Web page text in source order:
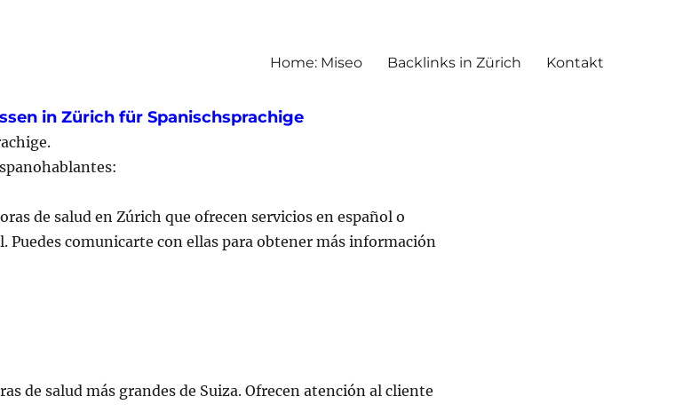
Home: Miseo Backlinks in Zürich Kontakt
in Zürich für Spanischsprachige
de salud en Zúrich que ofrecen servicios en español o
Puedes comunicarte con ellas para obtener más información
de salud más grandes de Suiza. Ofrecen atención al cliente